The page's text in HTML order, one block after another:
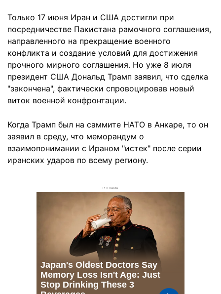
Только 17 июня Иран и США достигли при
посредничестве Пакистана рамочного соглашения,
направленного на прекращение военного
конфликта и создание условий для достижения
прочного мирного соглашения. Но уже 8 июля
президент США Дональд Трамп заявил, что сделка
"закончена", фактически спровоцировав новый
виток военной конфронтации.
Когда Трамп был на саммите НАТО в Анкаре, то он
заявил в среду, что меморандум о
взаимопонимании с Ираном "истек" после серии
иранских ударов по всему региону.
РЕКЛАМА